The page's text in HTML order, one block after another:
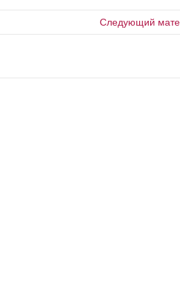
Следующий